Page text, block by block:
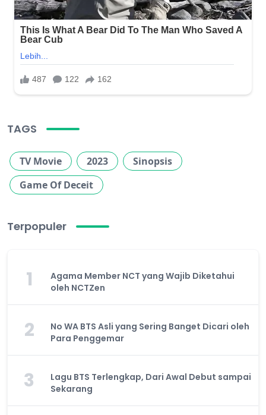
TAGS
TV Movie 2023
Sinopsis
Game Of Deceit
Terpopuler
1
Agama Member NCT yang Wajib Diketahui
oleh NCTZen
2
No WA BTS Asli yang Sering Banget Dicari oleh
Para Penggemar
3
Lagu BTS Terlengkap, Dari Awal Debut sampai
Sekarang